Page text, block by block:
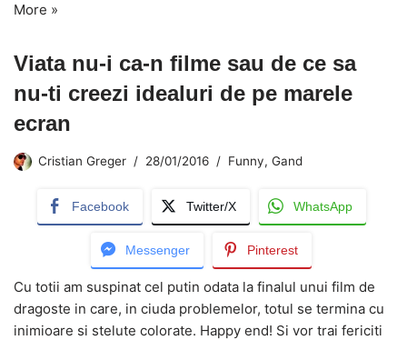
More »
Viata nu-i ca-n filme sau de ce sa
nu-ti creezi idealuri de pe marele
ecran
Cristian Greger 28/01/2016 Funny, Gand
Facebook Twitter/X WhatsApp
Messenger Pinterest
Cu totii am suspinat cel putin odata la finalul unui film de
dragoste in care, in ciuda problemelor, totul se termina cu
inimioare si stelute colorate. Happy end! Si vor trai fericiti